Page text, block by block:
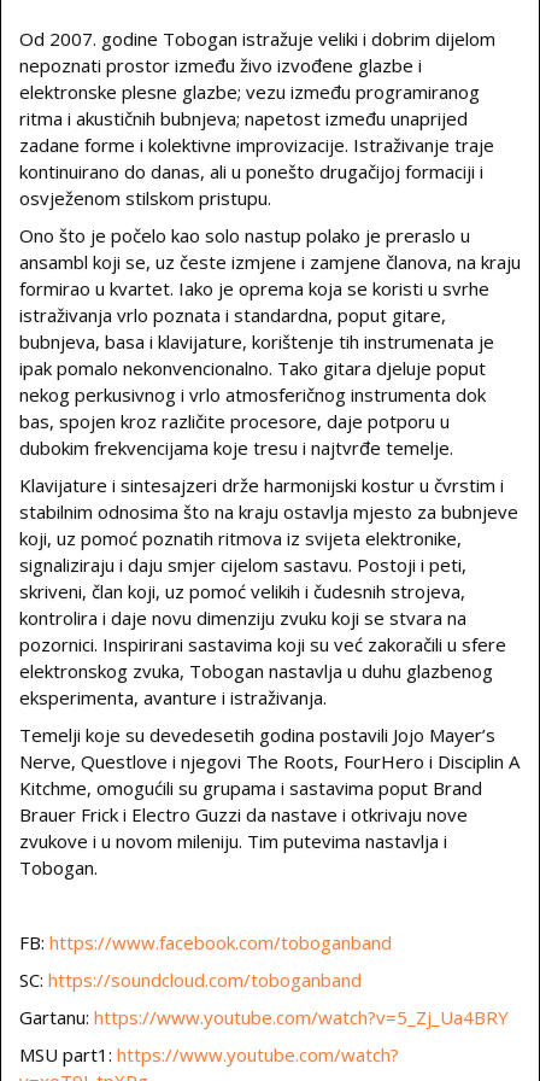
Od 2007. godine Tobogan istražuje veliki i dobrim dijelom
nepoznati prostor između živo izvođene glazbe i
elektronske plesne glazbe; vezu između programiranog
ritma i akustičnih bubnjeva; napetost između unaprijed
zadane forme i kolektivne improvizacije. Istraživanje traje
kontinuirano do danas, ali u ponešto drugačijoj formaciji i
osvježenom stilskom pristupu.
Ono što je počelo kao solo nastup polako je preraslo u
ansambl koji se, uz česte izmjene i zamjene članova, na kraju
formirao u kvartet. Iako je oprema koja se koristi u svrhe
istraživanja vrlo poznata i standardna, poput gitare,
bubnjeva, basa i klavijature, korištenje tih instrumenata je
ipak pomalo nekonvencionalno. Tako gitara djeluje poput
nekog perkusivnog i vrlo atmosferičnog instrumenta dok
bas, spojen kroz različite procesore, daje potporu u
dubokim frekvencijama koje tresu i najtvrđe temelje.
Klavijature i sintesajzeri drže harmonijski kostur u čvrstim i
stabilnim odnosima što na kraju ostavlja mjesto za bubnjeve
koji, uz pomoć poznatih ritmova iz svijeta elektronike,
signaliziraju i daju smjer cijelom sastavu. Postoji i peti,
skriveni, član koji, uz pomoć velikih i čudesnih strojeva,
kontrolira i daje novu dimenziju zvuku koji se stvara na
pozornici. Inspirirani sastavima koji su već zakoračili u sfere
elektronskog zvuka, Tobogan nastavlja u duhu glazbenog
eksperimenta, avanture i istraživanja.
Temelji koje su devedesetih godina postavili Jojo Mayer’s
Nerve, Questlove i njegovi The Roots, FourHero i Disciplin A
Kitchme, omogućili su grupama i sastavima poput Brand
Brauer Frick i Electro Guzzi da nastave i otkrivaju nove
zvukove i u novom mileniju. Tim putevima nastavlja i
Tobogan.
FB: https://www.facebook.com/toboganband
SC: https://soundcloud.com/toboganband
Gartanu: https://www.youtube.com/watch?v=5_Zj_Ua4BRY
MSU part1: https://www.youtube.com/watch?